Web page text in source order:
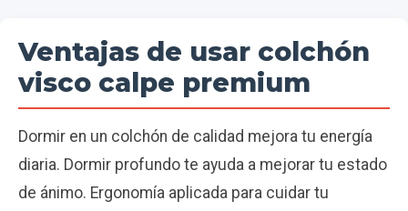
Ventajas de usar colchón
visco calpe premium
Dormir en un colchón de calidad mejora tu energía
diaria. Dormir profundo te ayuda a mejorar tu estado
de ánimo. Ergonomía aplicada para cuidar tu